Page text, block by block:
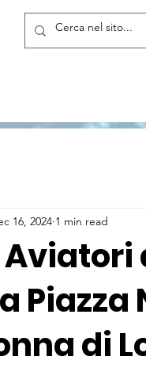
Aviatori
di
16, 2024 1 min read